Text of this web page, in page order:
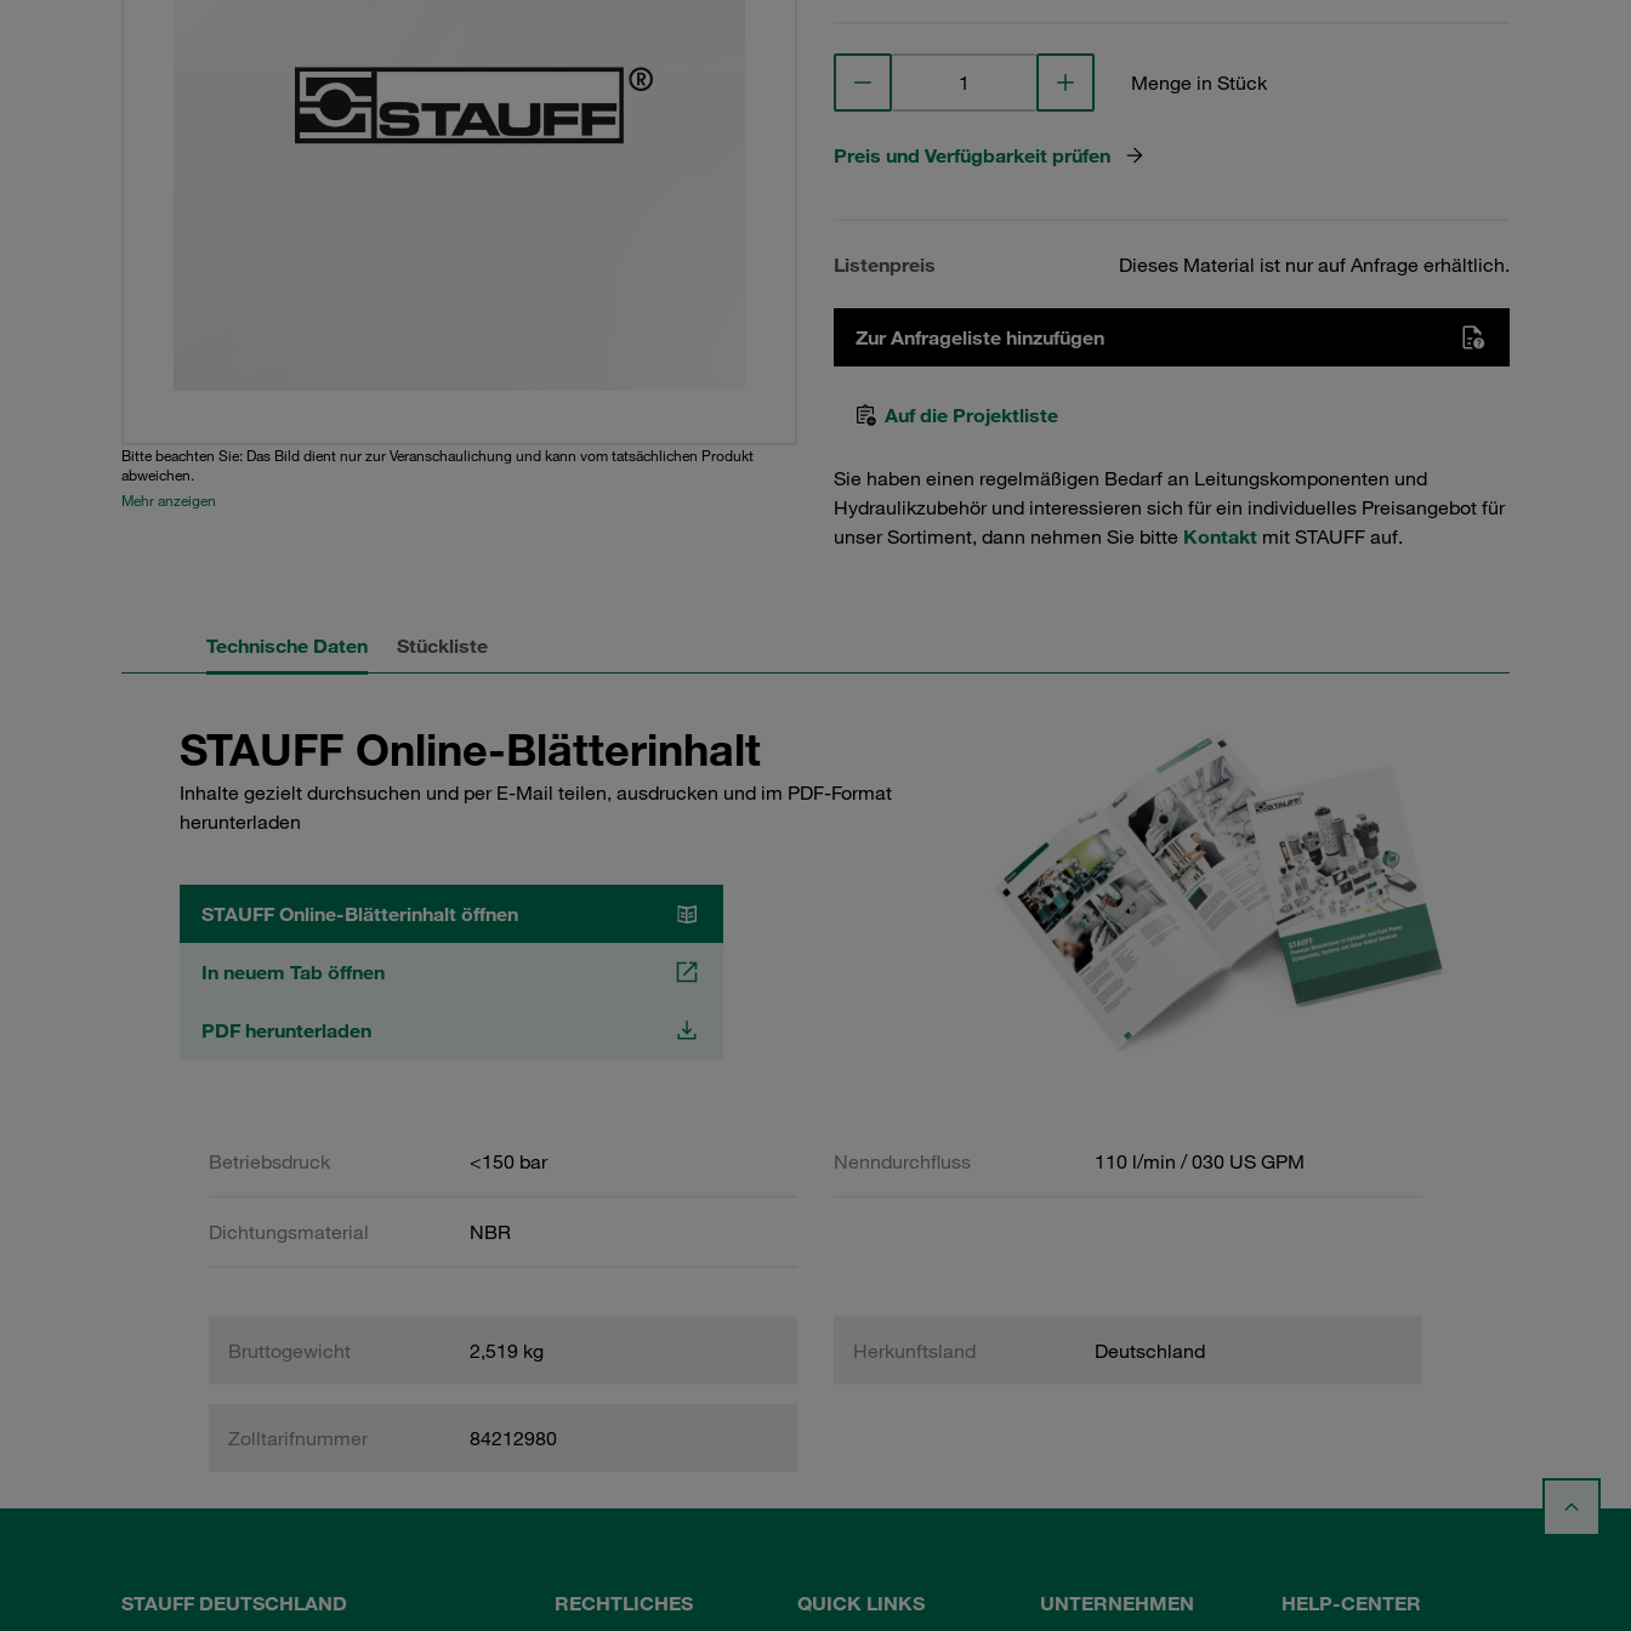
Bitte beachten Sie: Das Bild dient nur zur Veranschaulichung und kann vom tatsächlichen Produkt
abweichen.
Mehr anzeigen
Menge in Stück
Preis und Verfügbarkeit prüfen
Listenpreis Dieses Material ist nur auf Anfrage erhältlich.
Zur Anfrageliste hinzufügen
Auf die Projektliste
Sie haben einen regelmäßigen Bedarf an Leitungskomponenten und
Hydraulikzubehör und interessieren sich für ein individuelles Preisangebot für
unser Sortiment, dann nehmen Sie bitte Kontakt mit STAUFF auf.
Technische Daten Stückliste
STAUFF Online-Blätterinhalt
Inhalte gezielt durchsuchen und per E-Mail teilen, ausdrucken und im PDF-Format
herunterladen
STAUFF Online-Blätterinhalt öffnen
In neuem Tab öffnen
PDF herunterladen
Betriebsdruck <150 bar Nenndurchfluss 110 l/min / 030 US GPM
Dichtungsmaterial NBR
Bruttogewicht 2,519 kg Herkunftsland Deutschland
Zolltarifnummer 84212980
STAUFF DEUTSCHLAND RECHTLICHES QUICK LINKS UNTERNEHMEN HELP-CENTER